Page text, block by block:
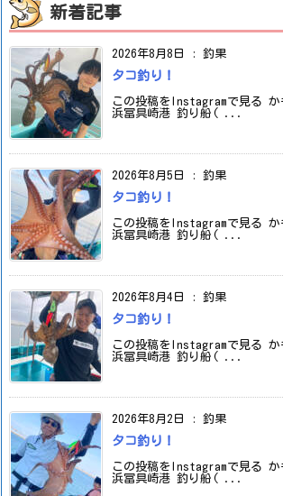
新着記事
2026年8月8日 : 釣果
タコ釣り！
この投稿をInstagramで見る
浜冨具崎港 釣り船( ...
2026年8月5日 : 釣果
タコ釣り！
この投稿をInstagramで見る
浜冨具崎港 釣り船( ...
2026年8月4日 : 釣果
タコ釣り！
この投稿をInstagramで見る
浜冨具崎港 釣り船( ...
2026年8月2日 : 釣果
タコ釣り！
この投稿をInstagramで見る
浜冨具崎港 釣り船( ...